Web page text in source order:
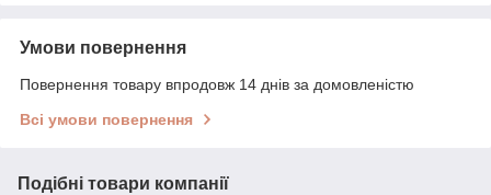
Умови повернення
Повернення товару впродовж 14 днів за домовленістю
Всі умови повернення
Подібні товари компанії